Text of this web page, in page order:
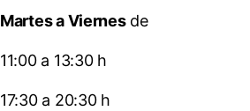
Martes a Viernesde
11:00 a 13:30 h
17:30 a 20:30 h